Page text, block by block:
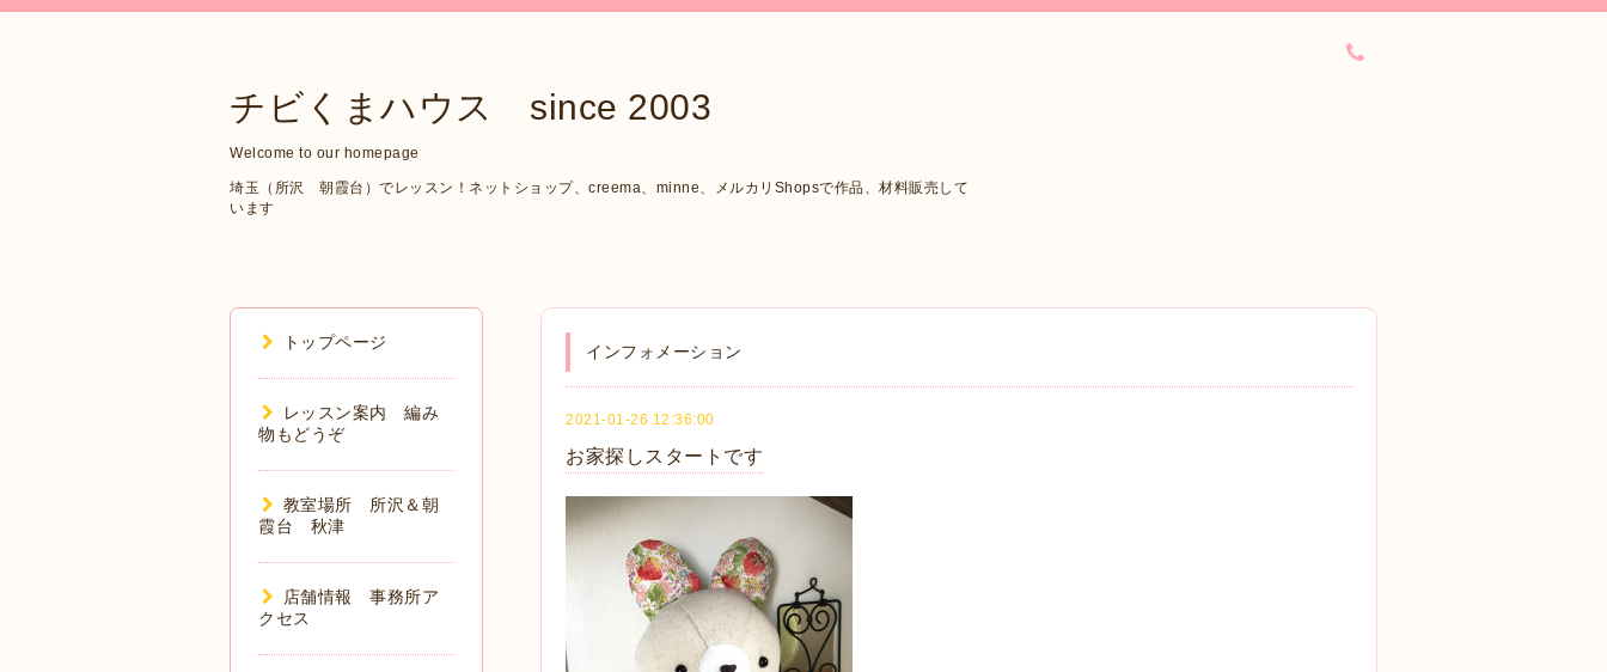
チビくまハウス since 2003
Welcome to our homepage
埼玉（所沢 朝霞台）でレッスン！ネットショップ、creema、minne、メルカリShopsで作品、材料販売して
います
インフォメーション
2021-01-26 12:36:00
お家探しスタートです
トップページ
レッスン案内 編み
物もどうぞ
教室場所 所沢＆朝
霞台 秋津
店舗情報 事務所ア
クセス